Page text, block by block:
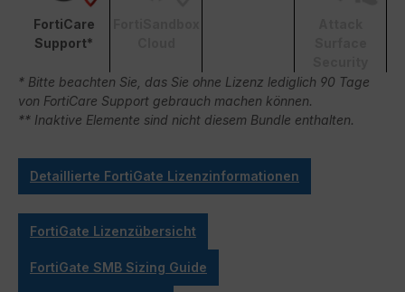
FortiCare
Support*
* Bitte beachten Sie, das Sie ohne Lizenz lediglich 90 Tage
von FortiCare Support gebrauch machen können.
** Inaktive Elemente sind nicht diesem Bundle enthalten.
Detaillierte FortiGate Lizenzinformationen
FortiGate Lizenzübersicht
FortiGate SMB Sizing Guide